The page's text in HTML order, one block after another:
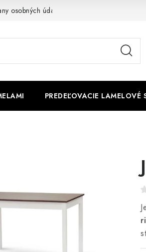
osobných údajov
PREDEĽOVACIE LAMELOVÉ